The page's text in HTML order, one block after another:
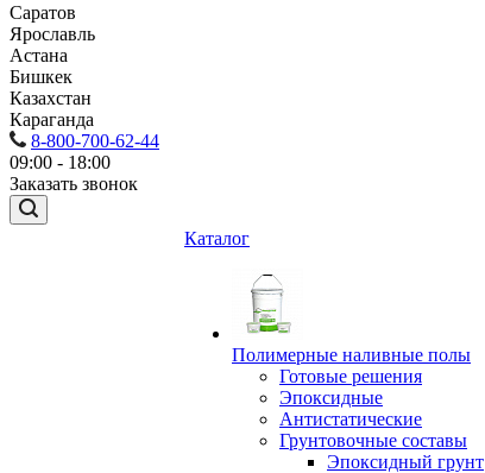
Саратов
Ярославль
Астана
Бишкек
Казахстан
Караганда
8-800-700-62-44
09:00 - 18:00
Заказать звонок
Каталог
Полимерные наливные полы
Готовые решения
Эпоксидные
Антистатические
Грунтовочные составы
Эпоксидный грунт